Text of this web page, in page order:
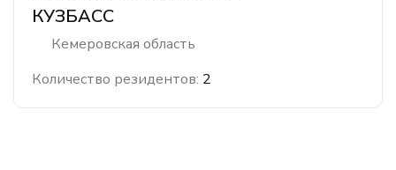
КУЗБАСС
Кемеровская область
Количество резидентов: 2